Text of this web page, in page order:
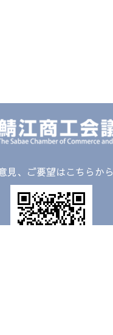
見、ご要望はこちらから